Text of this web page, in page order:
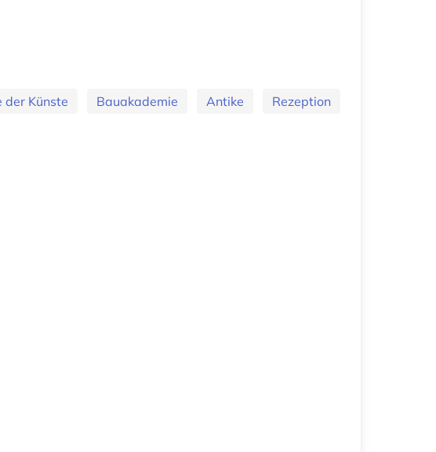
der Künste Bauakademie Antike
Rezeption